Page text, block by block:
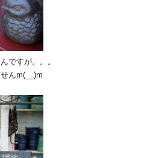
ですが。。。
んm(__)m